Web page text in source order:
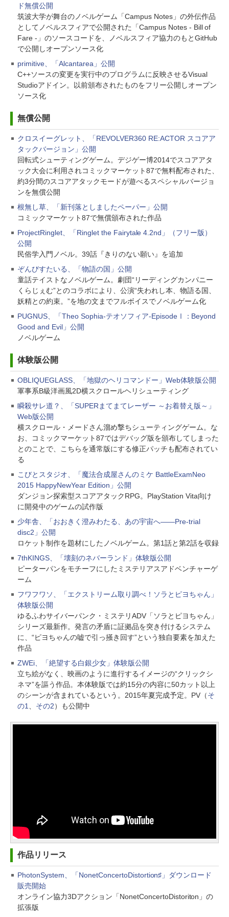
ド無償公開
筑波大学が舞台のノベルゲーム「Campus Notes」の外伝作品
としてノベルスフィアで公開された「Campus Notes - Bill of
Fare -」のソースコードを、ノベルスフィア協力のもとGitHub
で公開しオープンソース化
primitive、「Alcantarea」公開
C++ソースの変更を実行中のプログラムに反映させるVisual
Studioアドイン。以前頒布されたものをフリー公開しオープン
ソース化
無償公開
クロスイーグレット、「REVOLVER360 RE:ACTOR スコアア
タックバージョン」公開
回転式シューティングゲーム。デジゲー博2014でスコアアタ
ック大会に利用されコミックマーケット87で無料配布された、
約3分間のスコアアタックモードが遊べるスペシャルバージョ
ンを無償公開
根無し草、「新刊落としましたペーパー」公開
コミックマーケット87で無償頒布された作品
ProjectRinglet、「Ringlet the Fairytale 4.2nd」（フリー版）
公開
民俗学入門ノベル。39話『きりのない願い』を追加
ぞんびすたいる、「物語の国」公開
童話テイストなノベルゲーム。劇団“リーディングカンパニー
くらじぇむ”とのコラボにより、公演“失われし本、物語る国、
妖精との約束。”を地の文までフルボイスでノベルゲーム化
PUGNUS、「Theo Sophia-テオソフィア-EpisodeⅠ：Beyond
Good and Evil」公開
ノベルゲーム
体験版公開
OBLIQUEGLASS、「地獄のヘリコマンドー」Web体験版公開
軍事系B級洋画風2D横スクロールヘリシューティング
瞬殺サレ道？、「SUPERまてまてレーザー ～お着替え版～」
Web版公開
横スクロール・メードさん溜め撃ちシューティングゲーム。な
お、コミックマーケット87ではデバッグ版を頒布してしまった
とのことで、こちらを通常版にする修正パッチも配布されてい
る
こびとスタジオ、「魔法合成屋さんのミケ BattleExamNeo
2015 HappyNewYear Edition」公開
ダンジョン探索型スコアアタックRPG。PlayStation Vita向け
に開発中のゲームの試作版
少年舎、「おおきく澄みわたる、あの宇宙へ――Pre-trial
disc2」公開
ロケット制作を題材にしたノベルゲーム。第1話と第2話を収録
7thKINGS、「壊刻のネバーランド」体験版公開
ピーターパンをモチーフにしたミステリアスアドベンチャーゲ
ーム
フワフワソ、「エクストリーム取り調べ！ソラとピヨちゃん」
体験版公開
ゆるふわサイバーパンク・ミステリADV「ソラとピヨちゃん」
シリーズ最新作。発言の矛盾に証拠品を突き付けるシステム
に、“ピヨちゃんの嘘で引っ掻き回す”という独自要素を加えた
作品
ZWEi、「絶望する白銀少女」体験版公開
立ち絵がなく、映画のように進行するイメージの“クリックシ
ネマ”を謳う作品。本体験版では約15分の内容に50カット以上
のシーンが含まれているという。2015年夏完成予定。PV（そ
の1
その2）も公開中
作品リリース
PhotonSystem、「NonetConcertoDistortion♯」ダウンロード
販売開始
オンライン協力3Dアクション「NonetConcertoDistoriton」の
拡張版